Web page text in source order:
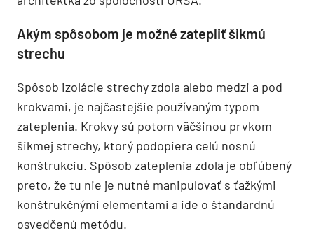
Akým spôsobom je možné zatepliť šikmú
strechu
Spôsob izolácie strechy zdola alebo medzi a pod
krokvami, je najčastejšie používaným typom
zateplenia. Krokvy sú potom väčšinou prvkom
šikmej strechy, ktorý podopiera celú nosnú
konštrukciu. Spôsob zateplenia zdola je obľúbený
preto, že tu nie je nutné manipulovať s ťažkými
konštrukčnými elementami a ide o štandardnú
osvedčenú metódu.